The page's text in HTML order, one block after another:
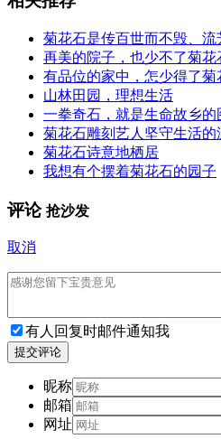
菊花石是传百世而不毁、流
再美的院子，也少不了菊花
有品位的家中，怎少得了菊
山林田园，理想生活
一拳奇石，就是生命故乡的
菊花石雕刻艺人坚守生活的
菊花石诗意地栖居
我想有个摆着菊花石的园子
评论 抢沙发
取消
有人回复时邮件通知我
提交评论
昵称
邮箱
网址